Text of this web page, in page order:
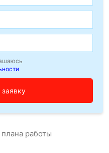
работы